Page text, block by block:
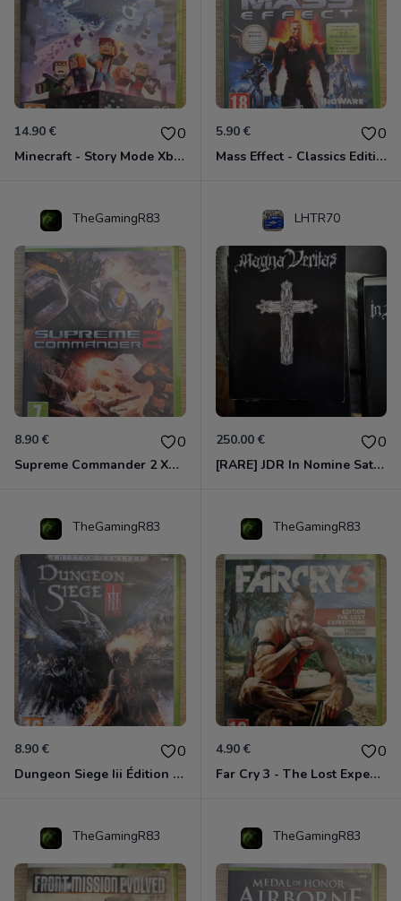
14.90 € 0
Minecraft - Story Mode Xbox 360
5.90 € 0
Mass Effect - Classics Edition Xbox 360
TheGamingR83
8.90 € 0
Supreme Commander 2 Xbox 360
LHTR70
250.00 € 0
[RARE] JDR In Nomine Satanis / Magna Veritas – 1ère Édition BOÎTE (DOS BLANC, 1989) - CROC / Siroz
TheGamingR83
8.90 € 0
Dungeon Siege Iii Édition Limitée - Vf Intégrale Xbox 360
TheGamingR83
4.90 € 0
Far Cry 3 - The Lost Expeditions - Edition Spéciale Xbox 360
TheGamingR83 TheGamingR83